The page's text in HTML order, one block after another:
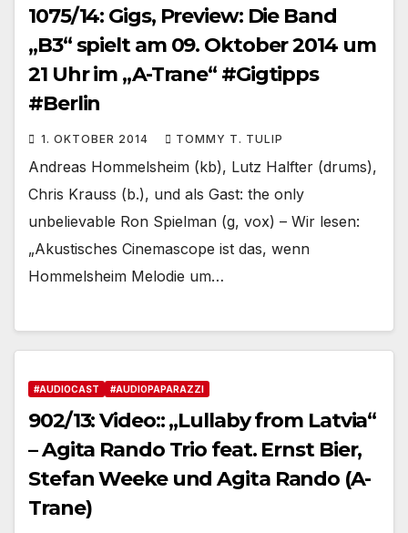
1075/14: Gigs, Preview: Die Band
„B3“ spielt am 09. Oktober 2014 um
21 Uhr im „A-Trane“ #Gigtipps
#Berlin
1. OKTOBER 2014 TOMMY T. TULIP
Andreas Hommelsheim (kb), Lutz Halfter (drums),
Chris Krauss (b.), und als Gast: the only
unbelievable Ron Spielman (g, vox) – Wir lesen:
„Akustisches Cinemascope ist das, wenn
Hommelsheim Melodie um…
#AUDIOCAST #AUDIOPAPARAZZI
902/13: Video:: „Lullaby from Latvia“
– Agita Rando Trio feat. Ernst Bier,
Stefan Weeke und Agita Rando (A-
Trane)